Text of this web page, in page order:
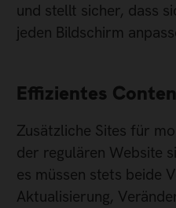
und stellt sicher, dass
jeden Bildschirm
Effizientes
Zusätzliche Sites für
der regulären Website
es müssen stets beide
Aktualisierung,